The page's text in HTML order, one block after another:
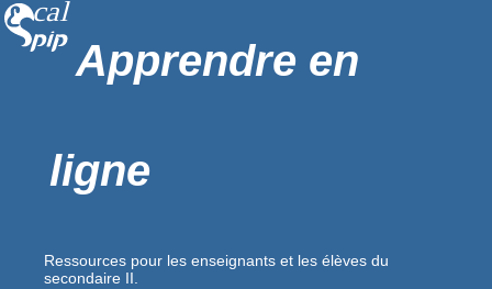
Apprendre en
ligne
Ressources pour les enseignants et les élèves du
secondaire II.